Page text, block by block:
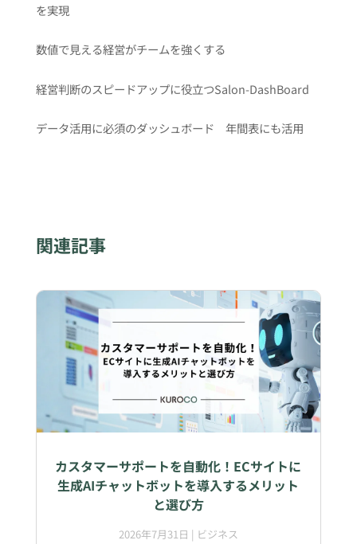
を実現
数値で見える経営がチームを強くする
経営判断のスピードアップに役立つSalon-DashBoard
データ活用に必須のダッシュボード 年間表にも活用
関連記事
カスタマーサポートを自動化！ECサイトに
生成AIチャットボットを導入するメリット
と選び方
2026年7月31日 | ビジネス